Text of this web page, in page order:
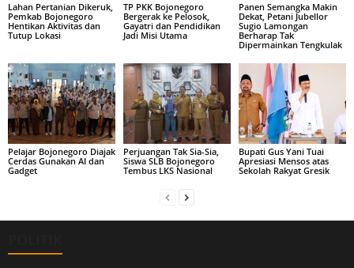
Lahan Pertanian Dikeruk,
Pemkab Bojonegoro
Hentikan Aktivitas dan
Tutup Lokasi
TP PKK Bojonegoro
Bergerak ke Pelosok,
Gayatri dan Pendidikan
Jadi Misi Utama
Panen Semangka Makin
Dekat, Petani Jubellor
Sugio Lamongan
Berharap Tak
Dipermainkan Tengkulak
Pelajar Bojonegoro Diajak
Cerdas Gunakan AI dan
Gadget
Perjuangan Tak Sia-Sia,
Siswa SLB Bojonegoro
Tembus LKS Nasional
Bupati Gus Yani Tuai
Apresiasi Mensos atas
Sekolah Rakyat Gresik